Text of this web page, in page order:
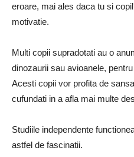
eroare, mai ales daca tu si
motivatie.
Multi copii supradotati au o
dinozaurii sau avioanele,
Acesti copii vor profita de
cufundati in a afla mai multe
Studiile independente
astfel de fascinatii.